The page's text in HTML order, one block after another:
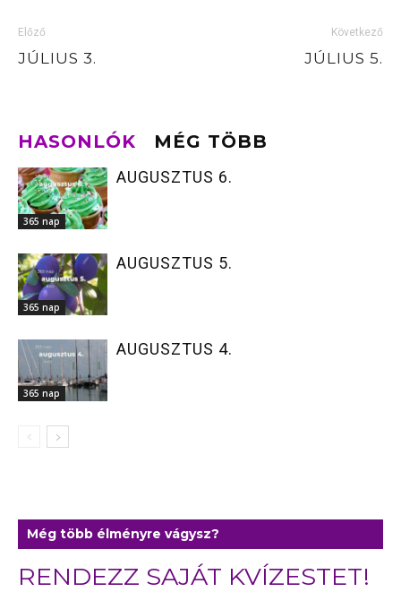
Előző
JÚLIUS 3.
Következő
JÚLIUS 5.
HASONLÓK MÉG TÖBB
365 nap
AUGUSZTUS 6.
365 nap
AUGUSZTUS 5.
365 nap
AUGUSZTUS 4.
Még több élményre vágysz?
RENDEZZ SAJÁT KVÍZESTET!